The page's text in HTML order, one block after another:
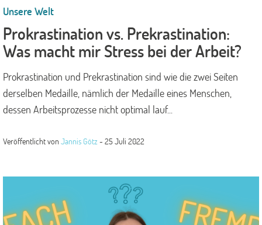
Unsere Welt
Prokrastination vs. Prekrastination:
Was macht mir Stress bei der Arbeit?
Prokrastination und Prekrastination sind wie die zwei Seiten
derselben Medaille, nämlich der Medaille eines Menschen,
dessen Arbeitsprozesse nicht optimal lauf...
Veröffentlicht vonJannis Götz- 25 Juli 2022